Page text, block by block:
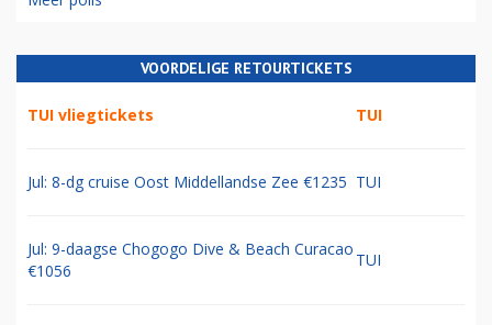
VOORDELIGE RETOURTICKETS
TUI vliegtickets TUI
Jul: 8-dg cruise Oost Middellandse Zee €1235 TUI
Jul: 9-daagse Chogogo Dive & Beach Curacao
€1056
TUI